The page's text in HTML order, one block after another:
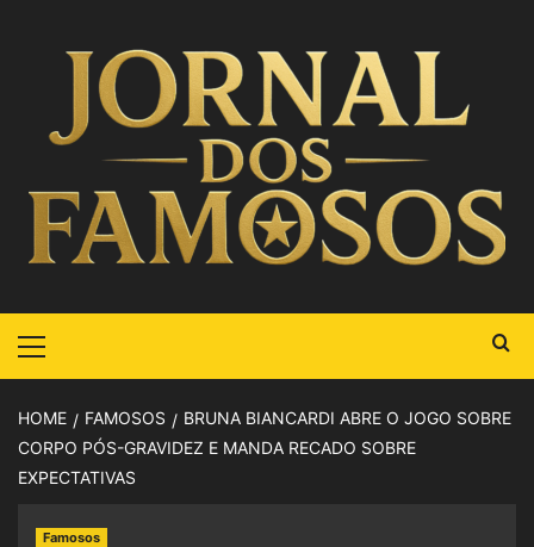
HOME FAMOSOS
BRUNA BIANCARDI ABRE O JOGO SOBRE
CORPO PÓS-GRAVIDEZ E MANDA RECADO SOBRE
EXPECTATIVAS
Famosos